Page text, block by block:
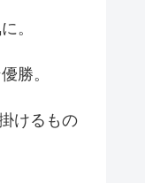
。
勝。
けるもの